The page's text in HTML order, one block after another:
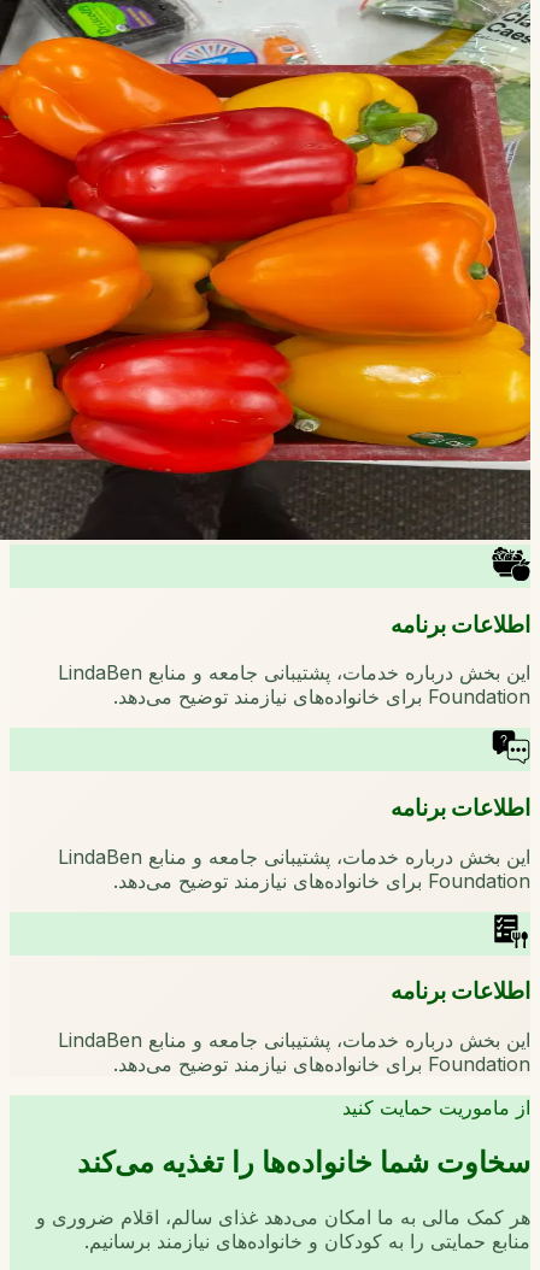
اطلاعات برنامه
این بخش درباره خدمات، پشتیبانی جامعه و منابع LindaBen
Foundation برای خانواده‌های نیازمند توضیح می‌دهد.
اطلاعات برنامه
این بخش درباره خدمات، پشتیبانی جامعه و منابع LindaBen
Foundation برای خانواده‌های نیازمند توضیح می‌دهد.
اطلاعات برنامه
این بخش درباره خدمات، پشتیبانی جامعه و منابع LindaBen
Foundation برای خانواده‌های نیازمند توضیح می‌دهد.
از ماموریت حمایت کنید
سخاوت شما خانواده‌ها را تغذیه می‌کند
هر کمک مالی به ما امکان می‌دهد غذای سالم، اقلام ضروری و
منابع حمایتی را به کودکان و خانواده‌های نیازمند برسانیم.